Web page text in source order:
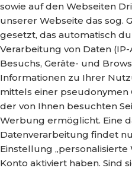
sowie auf den Webseiten
unserer Webseite das sog.
gesetzt, das automatisch
Verarbeitung von Daten
Besuchs, Geräte- und
Informationen zu Ihrer
mittels einer pseudonymen
der von Ihnen besuchten
Werbung ermöglicht. Eine
Datenverarbeitung findet
Einstellung
Konto aktiviert haben. Sind